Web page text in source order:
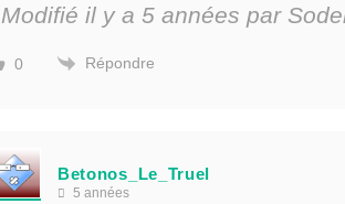
Modifié il y a 5 années par
0 Répondre
Betonos_Le_Truel
5 années